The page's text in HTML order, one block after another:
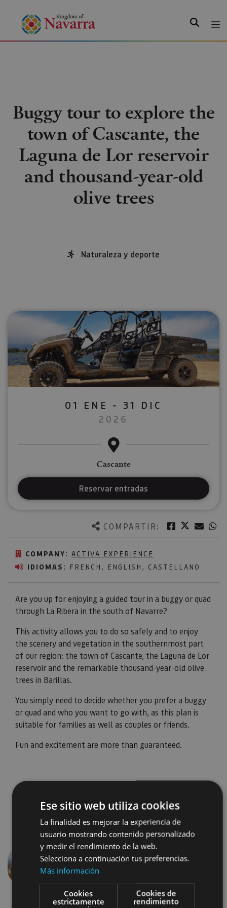
Search
Buggy tour to explore the
town of Cascante, the
Laguna de Lor reservoir
and thousand-year-old
olive trees
Naturaleza y deporte
COMPARTIR: Facebook
Twitter
COMPANY: ACTIVA EXPERIENCE
IDIOMAS: FRENCH, ENGLISH, CASTELLANO
Are you up for enjoying a guided tour in a buggy or quad
through La Ribera in the south of Navarre?
This activity allows you to do so safely and to enjoy
the scenery and vegetation in the southernmost part
of our region: the town of Cascante, the Laguna de Lor
reservoir and the remarkable thousand-year-old olive
trees in Barillas.
You simply need to decide whether you prefer a buggy
or quad and who you want to go with, as this plan is
suitable for families as well as couples or friends.
Fun and excitement are more than guaranteed.
01 ENE - 31 DIC
2026
Cascante
Reservar entradas
Previous
Ese sitio web utiliza cookies
La finalidad es mejorar la experiencia de
usuario mostrando contenido personalizado
y medir el rendimiento de la web.
Selecciona a continuación tus preferencias.
Más información
Cookies
estrictamente
Cookies de
rendimiento